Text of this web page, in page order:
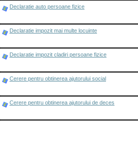
Declaratie auto persoane fizice
Declaratie impozit mai multe locuinte
Declaratie impozit cladiri persoane fizice
Cerere pentru obtinerea ajutorului social
Cerere pentru obtinerea ajutorului de deces